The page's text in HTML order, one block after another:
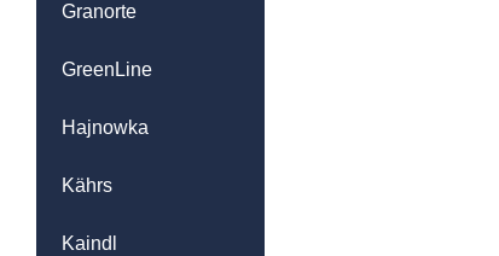
Granorte
GreenLine
Hajnowka
Kährs
Kaindl